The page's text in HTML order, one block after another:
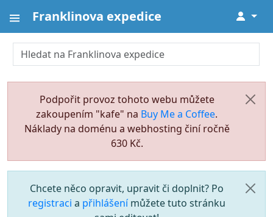
Franklinova expedice ↓
Podpořit provoz tohoto webu můžete
zakoupením "kafe" na Buy Me a Coffee.
Náklady na doménu a webhosting činí ročně
630 Kč.
Chcete něco opravit, upravit či doplnit? Po
registraci a přihlášenímůžete tuto stránku